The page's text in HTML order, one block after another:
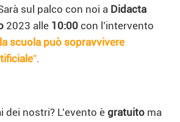
sul palco con noi a Didacta
2023 alle 10:00 con l’intervento
scuola può sopravvivere
”.
dei nostri? L’evento è gratuito ma